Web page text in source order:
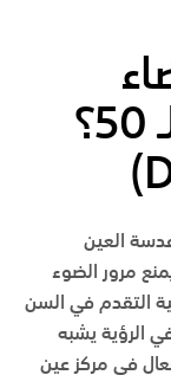
العين
مرور الضوء
التقدم في السن
الرؤية يشبه
في مركز عين